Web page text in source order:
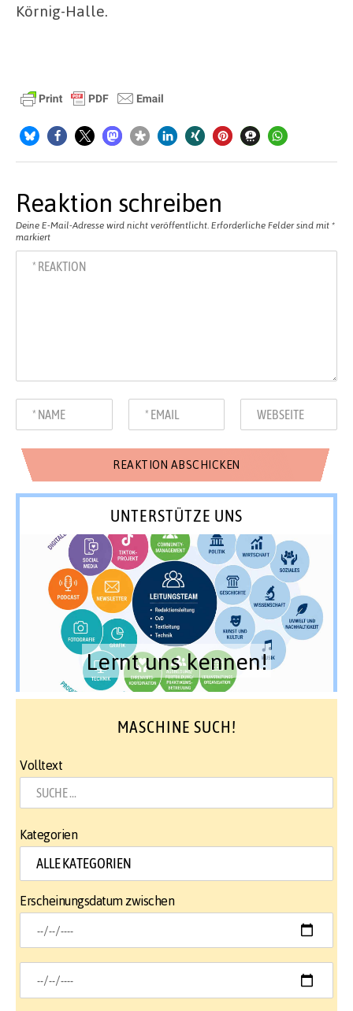
Körnig-Halle.
Reaktion schreiben
Deine E-Mail-Adresse wird nicht veröffentlicht. Erforderliche Felder sind mit *
markiert
UNTERSTÜTZE UNS
Lernt uns kennen!
MASCHINE SUCH!
Volltext
Kategorien
Erscheinungsdatum zwischen